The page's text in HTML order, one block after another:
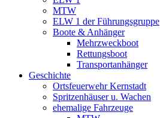
MTW
ELW 1 der Führungsgruppe
Boote & Anhänger
Mehrzweckboot
Rettungsboot
Transportanhänger
Geschichte
Ortsfeuerwehr Kernstadt
Spritzenhäuser u. Wachen
ehemalige Fahrzeuge